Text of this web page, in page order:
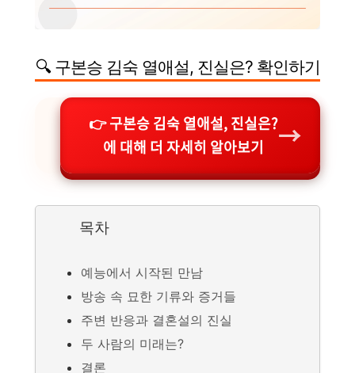
🔍 구본승 김숙 열애설, 진실은? 확인하기
👉 구본승 김숙 열애설, 진실은?
에 대해 더 자세히 알아보기
→
목차
예능에서 시작된 만남
방송 속 묘한 기류와 증거들
주변 반응과 결혼설의 진실
두 사람의 미래는?
결론